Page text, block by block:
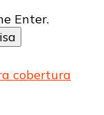
Enter.
cobertura